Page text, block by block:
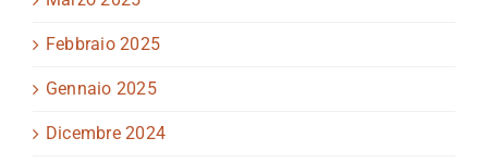
Febbraio 2025
Gennaio 2025
Dicembre 2024